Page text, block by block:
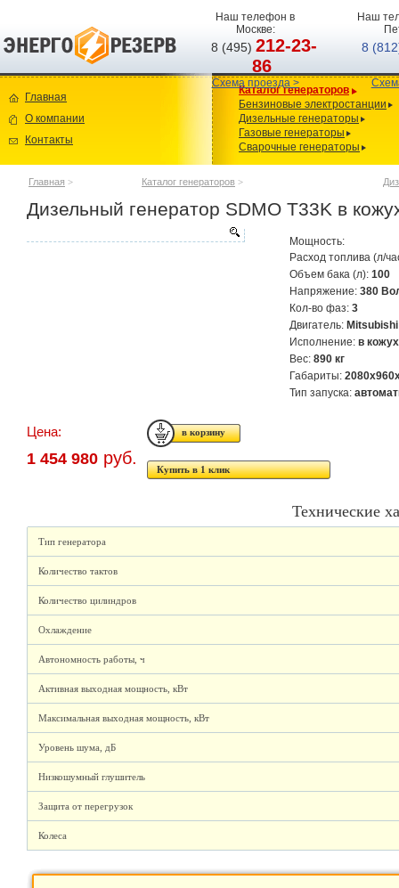
Наш телефон в
Москве:
8 (495)212-23-
86
Схема проезда >
Наш
8
Главная
О компании
Контакты
Каталог генераторов
Бензиновые электростанции
Дизельные генераторы
Газовые генераторы
Сварочные генераторы
Главная > Каталог генераторов >
Дизельный генератор SDMO T33K в
Мощность:
Расход топлива (л/
Объем бака (л): 100
Напряжение: 380
Кол-во фаз: 3
Двигатель:
Исполнение: в
Вес: 890 кг
Габариты:
Тип запуска:
Цена:
1 454 980 руб.
Купить в 1 клик
Технические
Тип генератора
Количество тактов
Количество цилиндров
Охлаждение
Автономность работы, ч
Активная выходная мощность, кВт
Максимальная выходная мощность, кВт
Уровень шума, дБ
Низкошумный глушитель
Защита от перегрузок
Колеса